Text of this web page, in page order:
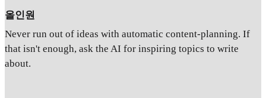
올인원
Never run out of ideas with automatic content-planning. If
that isn't enough, ask the AI for inspiring topics to write
about.